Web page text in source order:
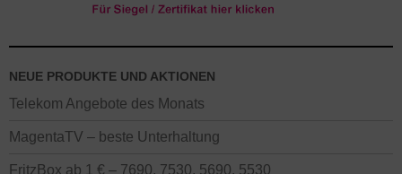
NEUE PRODUKTE UND AKTIONEN
Telekom Angebote des Monats
MagentaTV – beste Unterhaltung
FritzBox ab 1 € – 7690, 7530, 5690, 5530